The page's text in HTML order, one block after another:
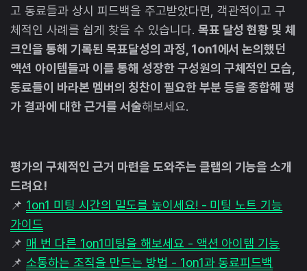
고 동료들과 상시 피드백을 주고받았다면, 객관적이고 구
체적인 사례를 쉽게 찾을 수 있습니다. 목표 달성 현황 및 체
크인을 통해 기록된 목표달성의 과정, 1on1에서 논의했던
액션 아이템들과 이를 통해 성장한 구성원의 구체적인 모습,
동료들이 바라본 멤버의 칭찬이 필요한 부분 등을 종합해 평
가 결과에 대한 근거를 서술해보세요.
평가의 구체적인 근거 마련을 도와주는 클랩의 기능을 소개
드려요!
📌 1on1 미팅 시간의 밀도를 높이세요! - 미팅 노트 기능
가이드
📌 매 번 다른 1on1미팅을 해보세요 - 액션 아이템 기능
📌 소통하는 조직을 만드는 방법 - 1on1과 동료피드백